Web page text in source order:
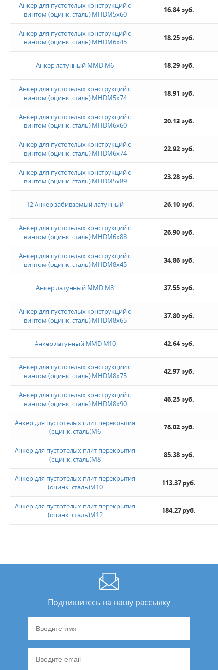
Анкер для пустотелых конструкций с
винтом (оцинк. сталь) MHDМ5х60
16.84 руб.
Анкер для пустотелых конструкций с
винтом (оцинк. сталь) MHDМ6х45
18.25 руб.
Анкер латунный MMD М6 18.29 руб.
Анкер для пустотелых конструкций с
винтом (оцинк. сталь) MHDМ5х74
18.91 руб.
Анкер для пустотелых конструкций с
винтом (оцинк. сталь) MHDМ6х60
20.13 руб.
Анкер для пустотелых конструкций с
винтом (оцинк. сталь) MHDМ6х74
22.92 руб.
Анкер для пустотелых конструкций с
винтом (оцинк. сталь) MHDМ5х89
23.28 руб.
12 Анкер забиваемый латунный 26.10 руб.
Анкер для пустотелых конструкций с
винтом (оцинк. сталь) MHDМ6х88
26.90 руб.
Анкер для пустотелых конструкций с
винтом (оцинк. сталь) MHDМ8х45
34.86 руб.
Анкер латунный MMD М8 37.55 руб.
Анкер для пустотелых конструкций с
винтом (оцинк. сталь) MHDМ8х65
37.80 руб.
Анкер латунный MMD М10 42.64 руб.
Анкер для пустотелых конструкций с
винтом (оцинк. сталь) MHDМ8х75
42.97 руб.
Анкер для пустотелых конструкций с
винтом (оцинк. сталь) MHDМ8х90
46.25 руб.
Анкер для пустотелых плит перекрытия
(оцинк. сталь)М6
78.02 руб.
Анкер для пустотелых плит перекрытия
(оцинк. сталь)М8
85.38 руб.
Анкер для пустотелых плит перекрытия
(оцинк. сталь)М10
113.37 руб.
Анкер для пустотелых плит перекрытия
(оцинк. сталь)М12
184.27 руб.
Подпишитесь на нашу рассылку